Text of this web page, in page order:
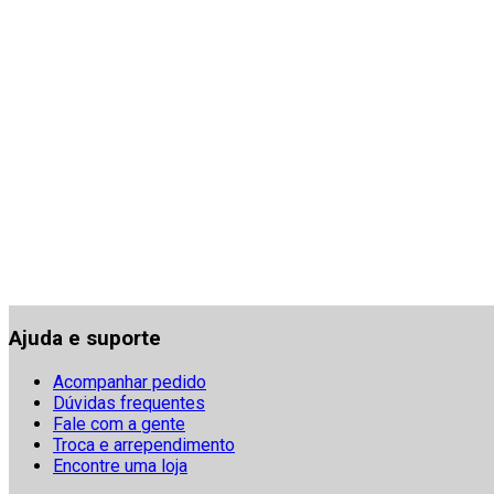
Ajuda e suporte
Acompanhar pedido
Dúvidas frequentes
Fale com a gente
Troca e arrependimento
Encontre uma loja